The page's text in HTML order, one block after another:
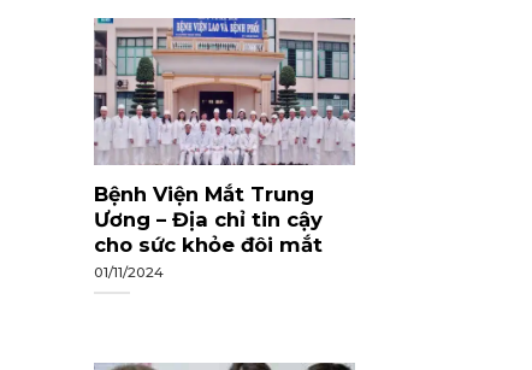
Bệnh Viện Mắt Trung
Ương – Địa chỉ tin cậy
cho sức khỏe đôi mắt
01/11/2024